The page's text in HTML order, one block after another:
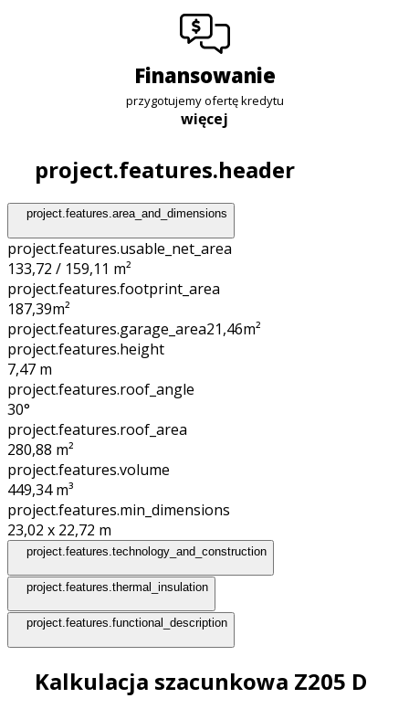
finansowanie
przygotujemy ofertę kredytu
więcej
project.features.header
project.features.area_and_dimensions
project.features.usable_net_area
133,72 / 159,11 m²
project.features.footprint_area
187,39m²
project.features.garage_area21,46m²
project.features.height
7,47 m
project.features.roof_angle
30°
project.features.roof_area
280,88 m²
project.features.volume
449,34m³
project.features.min_dimensions
23,02 x 22,72 m
project.features.technology_and_construction
project.features.thermal_insulation
project.features.functional_description
Kalkulacja szacunkowa Z205 D